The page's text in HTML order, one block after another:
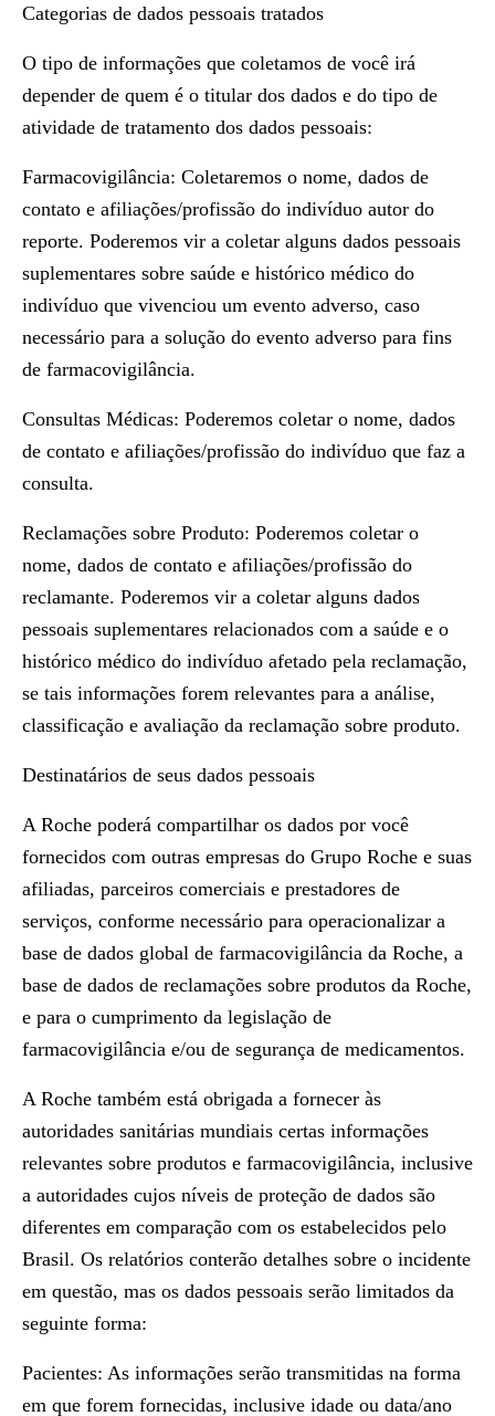
Categorias de dados pessoais tratados
O tipo de informações que coletamos de você irá
depender de quem é o titular dos dados e do tipo de
atividade de tratamento dos dados pessoais:
Farmacovigilância: Coletaremos o nome, dados de
contato e afiliações/profissão do indivíduo autor do
reporte. Poderemos vir a coletar alguns dados pessoais
suplementares sobre saúde e histórico médico do
indivíduo que vivenciou um evento adverso, caso
necessário para a solução do evento adverso para fins
de farmacovigilância.
Consultas Médicas: Poderemos coletar o nome, dados
de contato e afiliações/profissão do indivíduo que faz a
consulta.
Reclamações sobre Produto: Poderemos coletar o
nome, dados de contato e afiliações/profissão do
reclamante. Poderemos vir a coletar alguns dados
pessoais suplementares relacionados com a saúde e o
histórico médico do indivíduo afetado pela reclamação,
se tais informações forem relevantes para a análise,
classificação e avaliação da reclamação sobre produto.
Destinatários de seus dados pessoais
A Roche poderá compartilhar os dados por você
fornecidos com outras empresas do Grupo Roche e suas
afiliadas, parceiros comerciais e prestadores de
serviços, conforme necessário para operacionalizar a
base de dados global de farmacovigilância da Roche, a
base de dados de reclamações sobre produtos da Roche,
e para o cumprimento da legislação de
farmacovigilância e/ou de segurança de medicamentos.
A Roche também está obrigada a fornecer às
autoridades sanitárias mundiais certas informações
relevantes sobre produtos e farmacovigilância, inclusive
a autoridades cujos níveis de proteção de dados são
diferentes em comparação com os estabelecidos pelo
Brasil. Os relatórios conterão detalhes sobre o incidente
em questão, mas os dados pessoais serão limitados da
seguinte forma:
Pacientes: As informações serão transmitidas na forma
em que forem fornecidas, inclusive idade ou data/ano